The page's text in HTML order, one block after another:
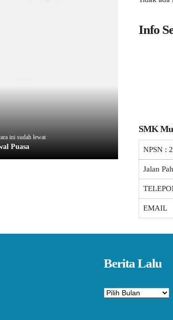
ini sudah lewat
Puasa
Info
SMK
NPSN :
Jalan
EMAIL
Berita Lalu
Arsip